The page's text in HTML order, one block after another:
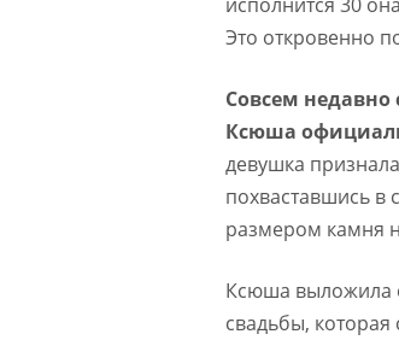
Это откровенно
Совсем недавно
Ксюша
девушка
похваставшись в
размером камня
Ксюша выложила
свадьбы, которая